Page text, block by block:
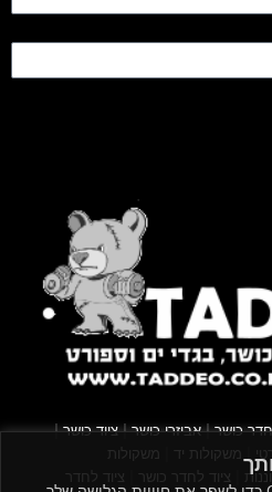
כושר|אביזרי כושר|ציוד כושר|
משקולות יד
משקולות
ציוד לחדר כושר
ציוד לחדר